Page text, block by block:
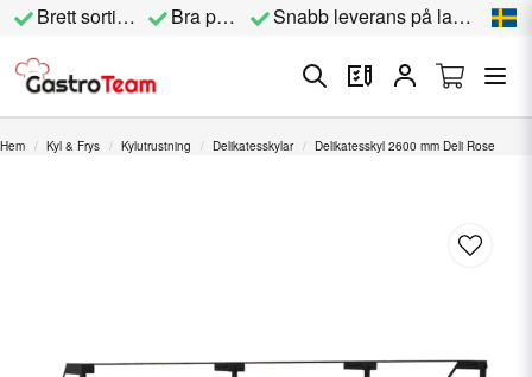
Brett sortiment Bra priser Snabb leverans på lagervara
Hem Kyl & Frys Kylutrustning Delikatesskylar Delikatesskyl 2600 mm Deli Rose